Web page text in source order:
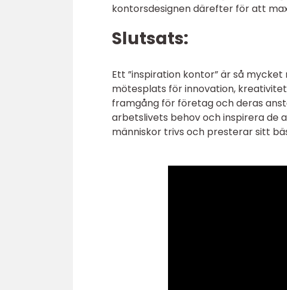
kontorsdesignen därefter för att
Slutsats:
Ett ”inspiration kontor” är så
mötesplats för innovation,
framgång för företag och deras
arbetslivets behov och inspirera de
människor trivs och presterar sitt